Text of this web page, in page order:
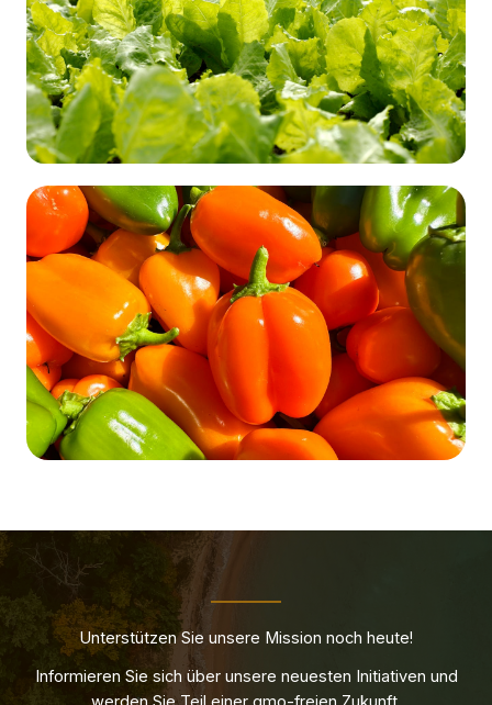
Unterstützen Sie unsere Mission noch heute!
Informieren Sie sich über unsere neuesten Initiativen und